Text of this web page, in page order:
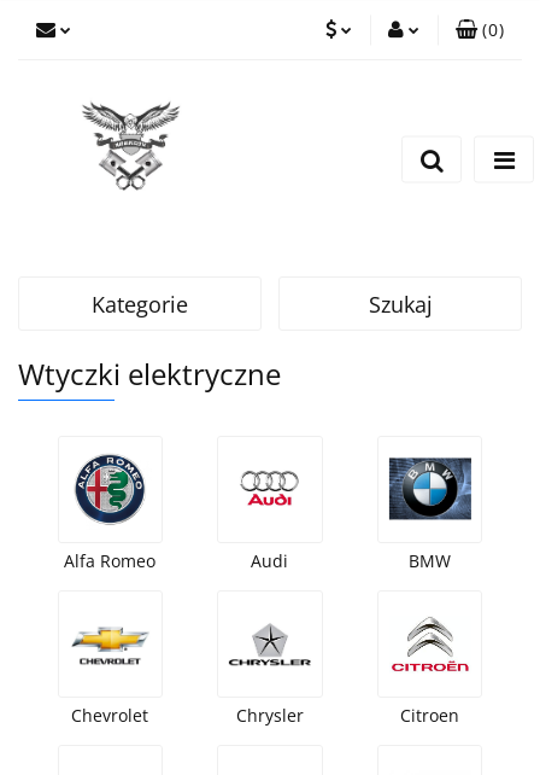
(0)
Kategorie Szukaj
Wtyczki elektryczne
Alfa Romeo Audi BMW
Chevrolet Chrysler Citroen